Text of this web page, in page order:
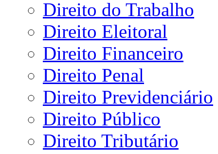
Direito do Trabalho
Direito Eleitoral
Direito Financeiro
Direito Penal
Direito Previdenciário
Direito Público
Direito Tributário